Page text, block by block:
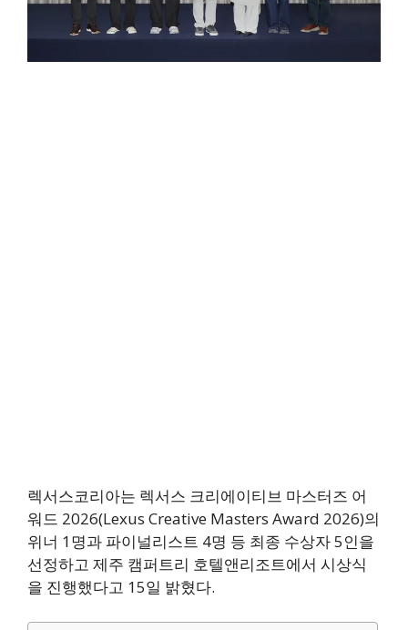
렉서스코리아는 렉서스 크리에이티브 마스터즈 어
워드 2026(Lexus Creative Masters Award 2026)의
위너 1명과 파이널리스트 4명 등 최종 수상자 5인을
선정하고 제주 캠퍼트리 호텔앤리조트에서 시상식
을 진행했다고 15일 밝혔다.